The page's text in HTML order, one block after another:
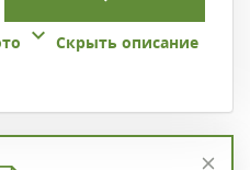
Скрыть описание